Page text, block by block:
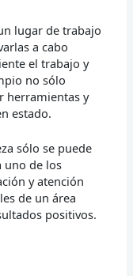
lugar de trabajo
a cabo
el trabajo y
no sólo
herramientas y
estado.
sólo se puede
uno de los
y atención
de un área
positivos.